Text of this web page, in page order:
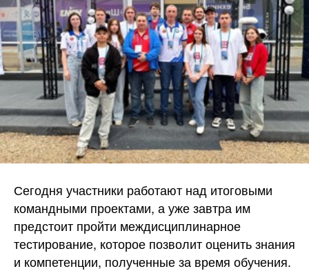
Сегодня участники работают над итоговыми
командными проектами, а уже завтра им
предстоит пройти междисциплинарное
тестирование, которое позволит оценить знания
и компетенции, полученные за время обучения.